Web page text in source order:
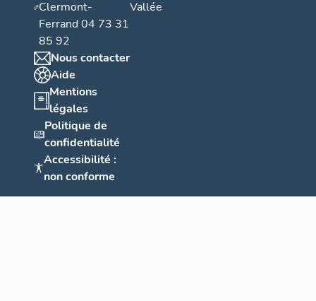
Clermont-
Ferrand 04 73 31
85 92
Nous contacter
Aide
Mentions
légales
Politique de
confidentialité
Accessibilité :
non conforme
Vallée